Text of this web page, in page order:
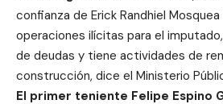
confianza de Erick Randhiel
operaciones ilícitas para el
de deudas y tiene actividades de
construcción, dice el Ministerio
El primer teniente Felipe Espino